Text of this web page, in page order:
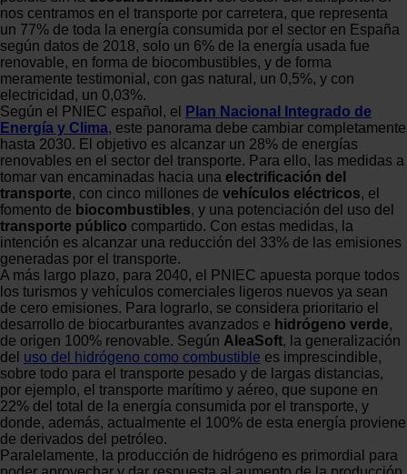
nos centramos en el transporte por carretera, que representa
un 77% de toda la energía consumida por el sector en España
según datos de 2018, solo un 6% de la energía usada fue
renovable, en forma de biocombustibles, y de forma
meramente testimonial, con gas natural, un 0,5%, y con
electricidad, un 0,03%.
Según el PNIEC español, el
Plan Nacional Integrado de
Energía y Clima, este panorama debe cambiar completamente
hasta 2030. El objetivo es alcanzar un 28% de energías
renovables en el sector del transporte. Para ello, las medidas a
tomar van encaminadas hacia una electrificación del
transporte, con cinco millones de vehículos eléctricos, el
fomento de biocombustibles, y una potenciación del uso del
transporte público compartido. Con estas medidas, la
intención es alcanzar una reducción del 33% de las emisiones
generadas por el transporte.
A más largo plazo, para 2040, el PNIEC apuesta porque todos
los turismos y vehículos comerciales ligeros nuevos ya sean
de cero emisiones. Para lograrlo, se considera prioritario el
desarrollo de biocarburantes avanzados e hidrógeno verde,
de origen 100% renovable. Según AleaSoft, la generalización
del uso del hidrógeno como combustible es imprescindible,
sobre todo para el transporte pesado y de largas distancias,
por ejemplo, el transporte marítimo y aéreo, que supone en
22% del total de la energía consumida por el transporte, y
donde, además, actualmente el 100% de esta energía proviene
de derivados del petróleo.
Paralelamente, la producción de hidrógeno es primordial para